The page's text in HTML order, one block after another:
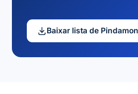
Baixar lista de